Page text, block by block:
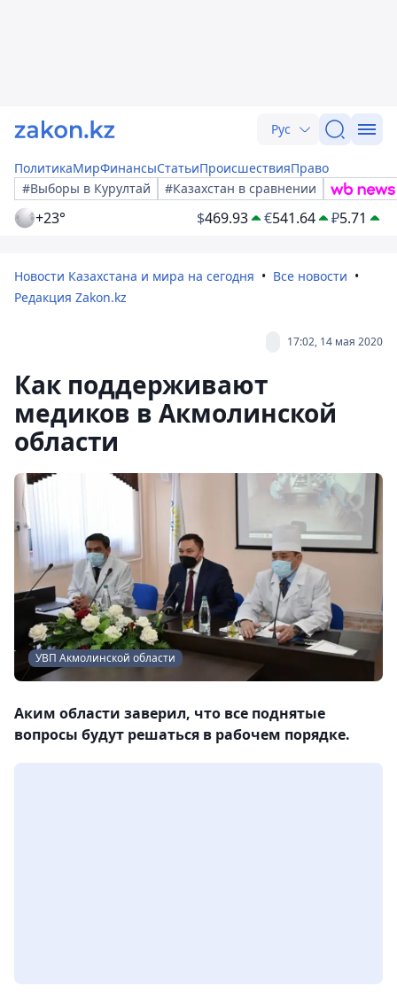
Рус
ПолитикаМирФинансыСтатьиПроисшествияПраво
#Выборы в Курултай
#Казахстан в сравнении
+23° $469.93 €541.64 ₽5.71
Новости Казахстана и мира на сегодня
Все новости
Редакция Zakon.kz
17:02, 14 мая 2020
Как поддерживают
медиков в Акмолинской
области
УВП Акмолинской облаcти
Аким области заверил, что все поднятые
вопросы будут решаться в рабочем порядке.